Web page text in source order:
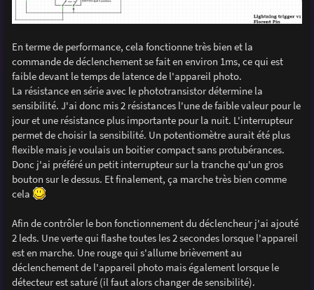
En terme de performance, cela fonctionne très bien et la
commande de déclenchement se fait en environ 1ms, ce qui est
faible devant le temps de latence de l'appareil photo.
La résistance en série avec le phototransistor détermine la
sensibilité. J'ai donc mis 2 résistances l'une de faible valeur pour le
jour et une résistance plus importante pour la nuit. L'interrupteur
permet de choisir la sensibilité. Un potentiomètre aurait été plus
flexible mais je voulais un boitier compact sans protubérances.
Donc j'ai préféré un petit interrupteur sur la tranche qu'un gros
bouton sur le dessus. Et finalement, ça marche très bien comme
cela
Afin de contrôler le bon fonctionnement du déclencheur j'ai ajouté
2 leds. Une verte qui flashe toutes les 2 secondes lorsque l'appareil
est en marche. Une rouge qui s'allume brièvement au
déclenchement de l'appareil photo mais également lorsque le
détecteur est saturé (il faut alors changer de sensibilité).